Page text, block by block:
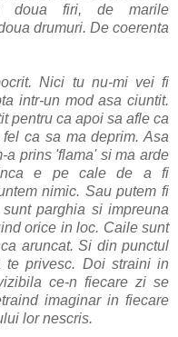
doua firi, de marile
drumuri. De coerenta
Nici tu nu-mi vei fi
intr-un mod asa ciuntit.
pentru ca apoi sa afle ca
ca sa ma deprim. Asa
a prins 'flama' si ma arde
e pe cale de a fi
nimic. Sau putem fi
parghia si impreuna
orice in loc. Caile sunt
aruncat. Si din punctul
privesc. Doi straini in
ce-n fiecare zi se
imaginar in fiecare
lor nescris.